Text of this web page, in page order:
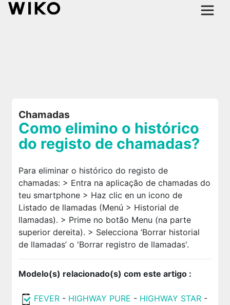
Chamadas
Como elimino o histórico
do registo de chamadas?
Para eliminar o histórico do registo de
chamadas: > Entra na aplicação de chamadas do
teu smartphone > Haz clic en un icono de
Listado de llamadas (Menú > Historial de
llamadas). > Prime no botão Menu (na parte
superior dereita). > Selecciona ‘Borrar historial
de llamadas’ o 'Borrar registro de llamadas'.
Modelo(s) relacionado(s) com este artigo :
FEVER - HIGHWAY PURE - HIGHWAY STAR -